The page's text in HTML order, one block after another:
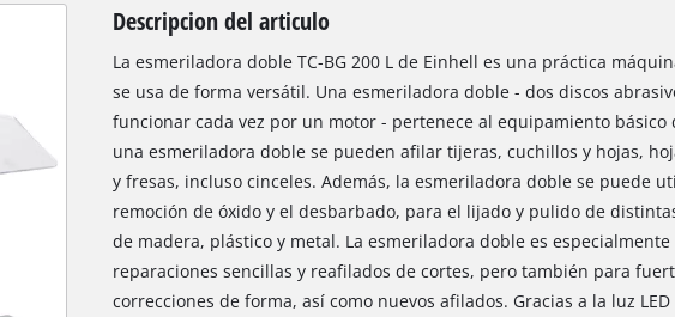
Descripcion del articulo
La esmeriladora doble TC-BG 200 L de Einhell es una práctica
se usa de forma versátil. Una esmeriladora doble - dos discos
funcionar cada vez por un motor - pertenece al equipamiento básico
una esmeriladora doble se pueden afilar tijeras, cuchillos y hojas,
y fresas, incluso cinceles. Además, la esmeriladora doble se puede
remoción de óxido y el desbarbado, para el lijado y pulido de
de madera, plástico y metal. La esmeriladora doble es
reparaciones sencillas y reafilados de cortes, pero también para
correcciones de forma, así como nuevos afilados. Gracias a la luz